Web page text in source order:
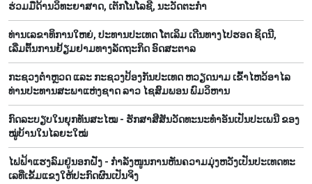
ຮ່ວມມືດ້ານວິທະຍາສາດ, ເຕັກໂນໂລຊີ, ນະວັດຕະກຳ
ທ່ານເລຂາທິການໃຫຍ່, ປະທານປະເທດ ໂຕເລິມ ເດີນທາງໄປຮອດ ຊິດນີ,
ເລີ່ມຕົ້ນການຢ້ຽມຢາມທາງລັດຖະກິດ ອົດສະຕາລ
ກະຊວງຕຳຫຼວດ ແລະ ກະຊວງປ້ອງກັນປະເທດ ຫວຽດນາມ ເຂົ້າໄຫວ້ອາໄລ
ທ່ານປະທານສະພາແຫ່ງຊາດ ລາວ ໄຊສົມພອນ ພົມວິຫານ
ກົດ​ລະ​ບຽບ​ໃນ​ຍຸກ​ທັນ​ສະ​ໄໝ - ຮັກ​ສາ​ສີ​ສັນ​ວັດ​ທະ​ນະ​ທຳ​ອັນ​ເປັນ​ປະ​ເພ​ນີ ຂອງ​
ໝູ່​ບ້ານ​ໃນ​ໄລ​ຍະ​ໃໝ່
ໄຟ​ຟ້າ​ແຮງ​ລົມ​ຢູ່​ນອກ​ຝັ່ງ - ກຳ​ລັງ​ໜູນການ​ຫັນ​ຄວາມ​ມຸ່ງ​ຫວັງ​ເປັນປະ​ເທດ​ທະ​
ເລ​ທີ່​ເຂັ້ມ​ແຂງ​ໃຫ້​ປະ​ກົດ​ຜົນ​ເປັນ​ຈິງ